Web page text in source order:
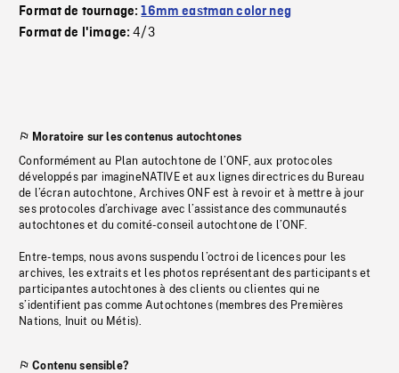
Format de tournage:16mm eastman color neg
Format de l'image:4/3
Moratoire sur les contenus autochtones
Conformément au Plan autochtone de l’ONF, aux protocoles
développés par imagineNATIVE et aux lignes directrices du Bureau
de l’écran autochtone, Archives ONF est à revoir et à mettre à jour
ses protocoles d’archivage avec l’assistance des communautés
autochtones et du comité-conseil autochtone de l’ONF.
Entre-temps, nous avons suspendu l’octroi de licences pour les
archives, les extraits et les photos représentant des participants et
participantes autochtones à des clients ou clientes qui ne
s’identifient pas comme Autochtones (membres des Premières
Nations, Inuit ou Métis).
Contenu sensible?